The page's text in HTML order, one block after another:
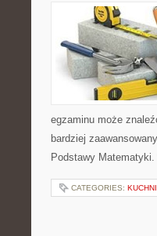
egzaminu może
bardziej
Podstawy
CATEGORIES: